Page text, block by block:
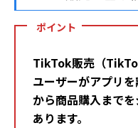
ポイント
TikTok販売（
ユーザーがアプリ
から商品購入まで
あります。